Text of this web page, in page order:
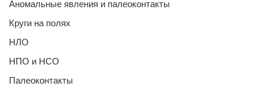
Аномальные явления и палеоконтакты
Круги на полях
НЛО
НПО и НСО
Палеоконтакты